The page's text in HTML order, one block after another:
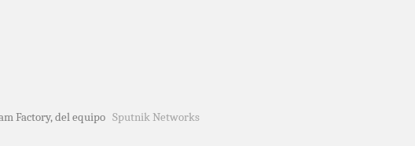
Factory, del equipo Sputnik Networks